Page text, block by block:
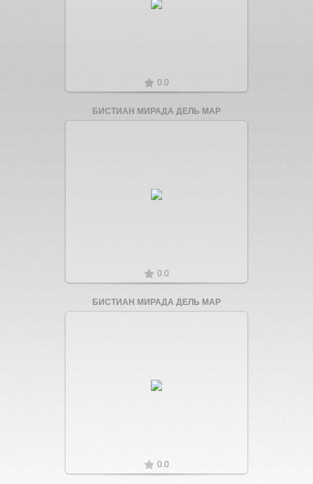
0.0
БИСТИАН МИРАДА ДЕЛЬ МАР
Увеличить
0.0
БИСТИАН МИРАДА ДЕЛЬ МАР
Увеличить
0.0